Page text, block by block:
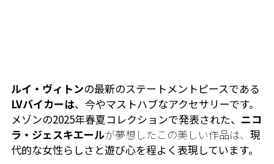
ルイ・ヴィトンの最新のステートメントピースである
LVバイカーは、今やマストハブなアクセサリーです。
メゾンの2025年春夏コレクションで発表された、 ニコ
ラ・ジェスキエールが夢想したこの美しい作品は、 現
代的な女性らしさと遊び心を程よく表現しています。